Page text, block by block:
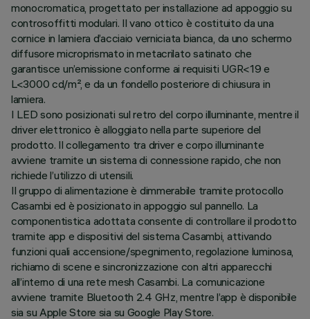
monocromatica, progettato per installazione ad appoggio su
controsoffitti modulari. Il vano ottico è costituito da una
cornice in lamiera d’acciaio verniciata bianca, da uno schermo
diffusore microprismato in metacrilato satinato che
garantisce un’emissione conforme ai requisiti UGR<19 e
L<3000 cd/m², e da un fondello posteriore di chiusura in
lamiera.
I LED sono posizionati sul retro del corpo illuminante, mentre il
driver elettronico è alloggiato nella parte superiore del
prodotto. Il collegamento tra driver e corpo illuminante
avviene tramite un sistema di connessione rapido, che non
richiede l’utilizzo di utensili.
Il gruppo di alimentazione è dimmerabile tramite protocollo
Casambi ed è posizionato in appoggio sul pannello. La
componentistica adottata consente di controllare il prodotto
tramite app e dispositivi del sistema Casambi, attivando
funzioni quali accensione/spegnimento, regolazione luminosa,
richiamo di scene e sincronizzazione con altri apparecchi
all’interno di una rete mesh Casambi. La comunicazione
avviene tramite Bluetooth 2.4 GHz, mentre l’app è disponibile
sia su Apple Store sia su Google Play Store.